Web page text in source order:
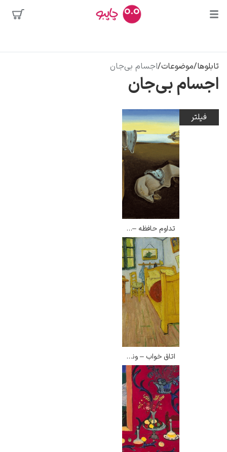
جستجوها
پیکاسو
تابلو بوسه
سالوادور دالی
فریدا کالوا
محبوب‌ترین
هنرمندان
کلود مونه
ونسان ون گوگ
گوستاو کلیمت
ادوارد مونک
کامی پیسارو
تابلوها/موضوعات/اجسام بی‌جان
اجسام بی‌جان
فیلتر
تداوم حافظه – سالوادور دالی
اتاق خواب – ونسان ون گوگ